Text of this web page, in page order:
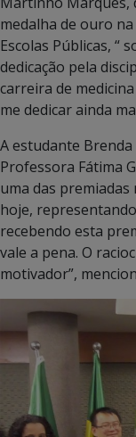
medalha de ouro
Escolas Públicas, “
dedicação pela
carreira de
me dedicar ainda
A estudante Brenda
Professora Fátima
uma das premiadas
hoje,
recebendo esta
vale a pena. O
motivador”,